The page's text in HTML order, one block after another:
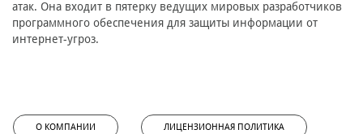
атак. Она входит в пятерку ведущих мировых разработчиков
программного обеспечения для защиты информации от
интернет-угроз.
О КОМПАНИИ ЛИЦЕНЗИОННАЯ ПОЛИТИКА